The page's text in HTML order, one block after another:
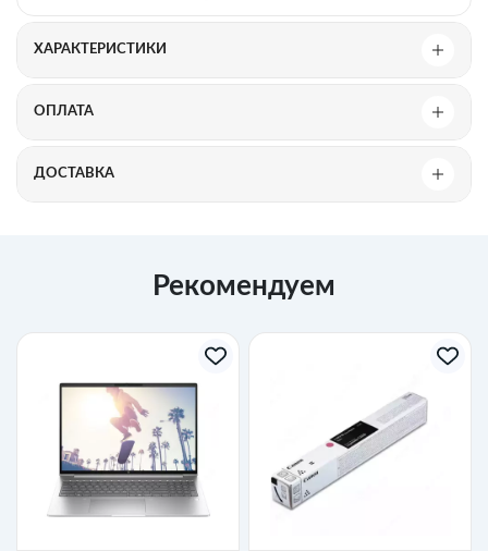
ХАРАКТЕРИСТИКИ
ОПЛАТА
ДОСТАВКА
Рекомендуем